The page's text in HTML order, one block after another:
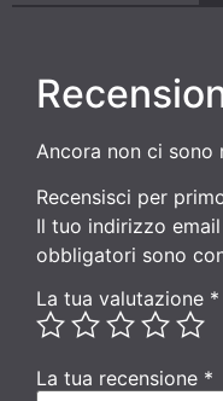
Ancora non ci sono
Recensisci per
Il tuo indirizzo
obbligatori sono
La tua valutazione *
La tua recensione *